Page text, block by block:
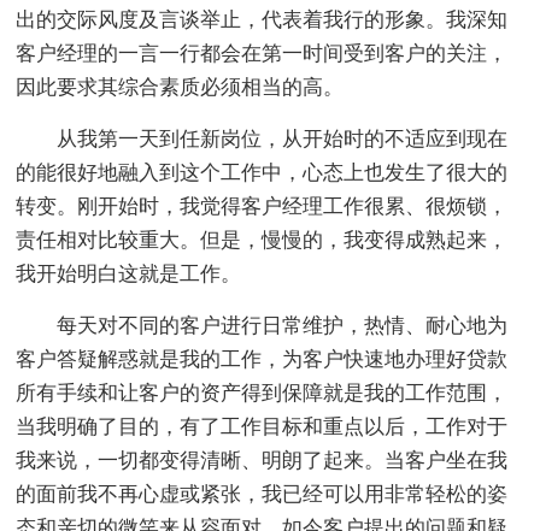
出的交际风度及言谈举止，代表着我行的形象。我深知
客户经理的一言一行都会在第一时间受到客户的关注，
因此要求其综合素质必须相当的高。
从我第一天到任新岗位，从开始时的不适应到现在
的能很好地融入到这个工作中，心态上也发生了很大的
转变。刚开始时，我觉得客户经理工作很累、很烦锁，
责任相对比较重大。但是，慢慢的，我变得成熟起来，
我开始明白这就是工作。
每天对不同的客户进行日常维护，热情、耐心地为
客户答疑解惑就是我的工作，为客户快速地办理好贷款
所有手续和让客户的资产得到保障就是我的工作范围，
当我明确了目的，有了工作目标和重点以后，工作对于
我来说，一切都变得清晰、明朗了起来。当客户坐在我
的面前我不再心虚或紧张，我已经可以用非常轻松的姿